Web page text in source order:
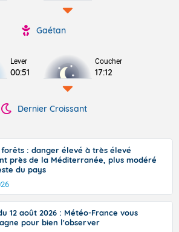
Gaétan
Lever
00:51
Coucher
17:12
Dernier Croissant
forêts : danger élevé à très élevé
près de la Méditerranée, plus modéré
du pays
12 août 2026 : Météo-France vous
pour bien l'observer